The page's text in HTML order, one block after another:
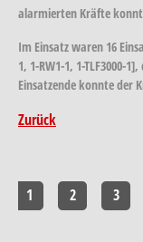
alarmierten Kräfte
Im Einsatz waren 16
1, 1-RW1-1, 1-TLF3000-
Einsatzende konnte der
Zurück
1 2 3